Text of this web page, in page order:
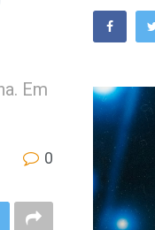
Em
0